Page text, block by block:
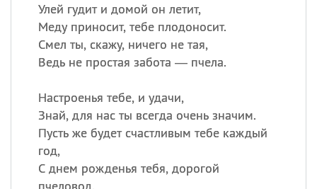
Улей гудит и домой он летит,
Меду приносит, тебе плодоносит.
Смел ты, скажу, ничего не тая,
Ведь не простая забота — пчела.
Настроенья тебе, и удачи,
Знай, для нас ты всегда очень значим.
Пусть же будет счастливым тебе каждый
год,
С днем рожденья тебя, дорогой